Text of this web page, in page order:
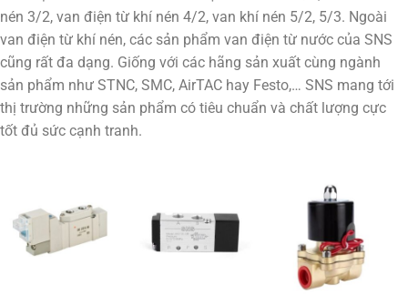
nén 3/2, van điện từ khí nén 4/2, van khí nén 5/2, 5/3. Ngoài
van điện từ khí nén, các sản phẩm van điện từ nước của SNS
cũng rất đa dạng. Giống với các hãng sản xuất cùng ngành
sản phẩm như STNC, SMC, AirTAC hay Festo,… SNS mang tới
thị trường những sản phẩm có tiêu chuẩn và chất lượng cực
tốt đủ sức cạnh tranh.